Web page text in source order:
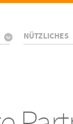
NÜTZLICHES